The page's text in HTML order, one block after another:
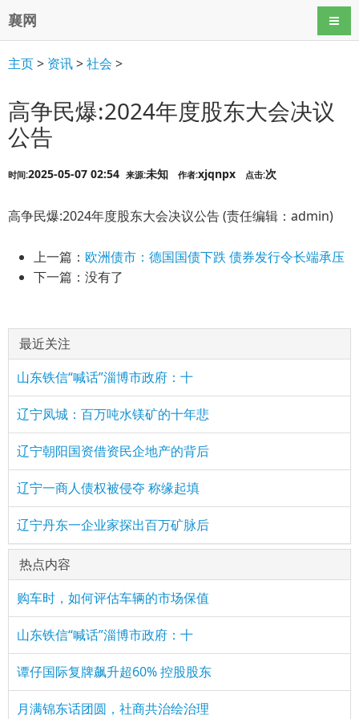
襄网 导航
主页> 资讯>社会 >
高争民爆:2024年度股东大会决议
公告
时间:2025-05-07 02:54 来源:未知 作者:xjqnpx 点击:次
高争民爆:2024年度股东大会决议公告 (责任编辑：admin)
上一篇： 欧洲债市：德国国债下跌 债券发行令长端承压
下一篇：没有了
最近关注
山东铁信“喊话”淄博市政府：十
辽宁凤城：百万吨水镁矿的十年悲
辽宁朝阳国资借资民企地产的背后
辽宁一商人债权被侵夺 称缘起填
辽宁丹东一企业家探出百万矿脉后
热点内容
购车时，如何评估车辆的市场保值
山东铁信“喊话”淄博市政府：十
谭仔国际复牌飙升超60% 控股股东
月满锦东话团圆，社商共治绘治理